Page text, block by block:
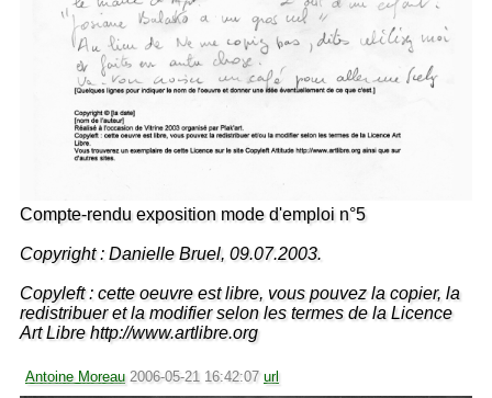
Compte-rendu exposition mode d'emploi n°5
Copyright : Danielle Bruel, 09.07.2003.
Copyleft : cette oeuvre est libre, vous pouvez la copier, la
redistribuer et la modifier selon les termes de la Licence
Art Libre http://www.artlibre.org
Antoine Moreau 2006-05-21 16:42:07 url